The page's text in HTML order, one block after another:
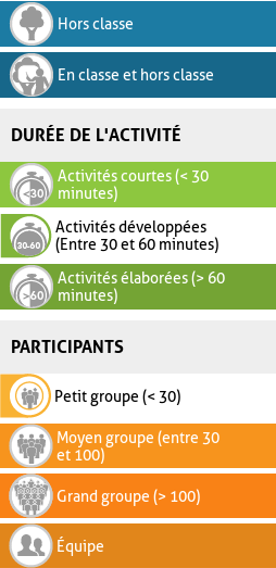
Hors classe
En classe et hors classe
DURÉE DE L'ACTIVITÉ
Activités courtes (< 30
minutes)
Activités développées
(Entre 30 et 60 minutes)
Activités élaborées (> 60
minutes)
PARTICIPANTS
Petit groupe (< 30)
Moyen groupe (entre 30
et 100)
Grand groupe (> 100)
Équipe